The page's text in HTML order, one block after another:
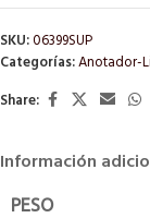
SKU:06399SUP
Categorías:Anotador-
Share:
Información
PESO